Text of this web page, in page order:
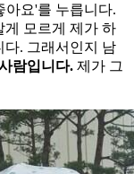
아요'를 누릅니다.
게 모르게 제가 하
다. 그래서인지 남
람입니다. 제가 그